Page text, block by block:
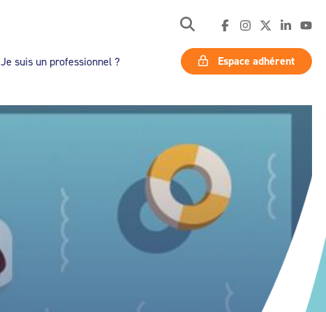
Je suis un professionnel ? Espace adhérent